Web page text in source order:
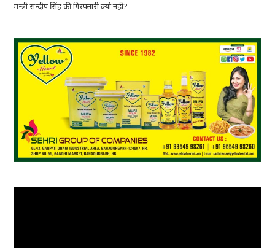
मन्त्री सन्दीप सिंह की गिरफ्तारी क्यो नही?